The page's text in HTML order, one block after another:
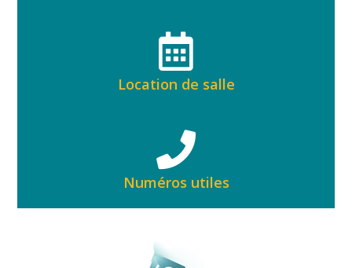
Location de salle
Numéros utiles